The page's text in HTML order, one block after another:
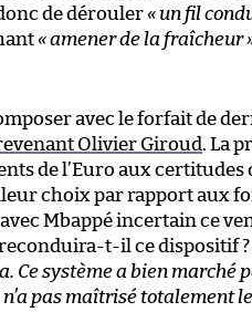
de dérouler« un fil
« amener de la fraîcheur
avec le forfait de
Olivier Giroud . La
de l’Euro aux certitudes
choix par rapport aux
Mbappé incertain ce
t-il ce dispositif
Ce système a bien marché
pas maîtrisé totalement